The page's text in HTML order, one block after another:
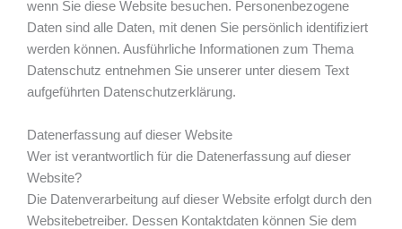
wenn Sie diese Website besuchen. Personenbezogene
Daten sind alle Daten, mit denen Sie persönlich identifiziert
werden können. Ausführliche Informationen zum Thema
Datenschutz entnehmen Sie unserer unter diesem Text
aufgeführten Datenschutzerklärung.
Datenerfassung auf dieser Website
Wer ist verantwortlich für die Datenerfassung auf dieser
Website?
Die Datenverarbeitung auf dieser Website erfolgt durch den
Websitebetreiber. Dessen Kontaktdaten können Sie dem